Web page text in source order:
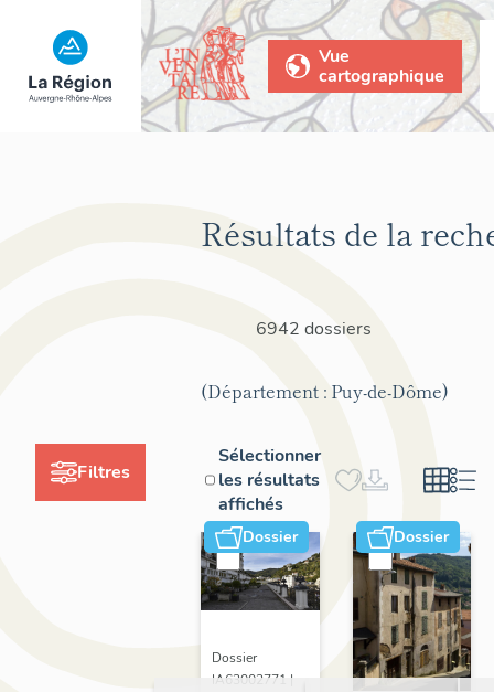
Vue
cartographique
Filtres
Résultats de la
6942 dossiers
(Département : Puy-de-Dôme)
Sélectionner
les résultats
affichés
Dossier
Dossier
IA63002771 |
Dossier